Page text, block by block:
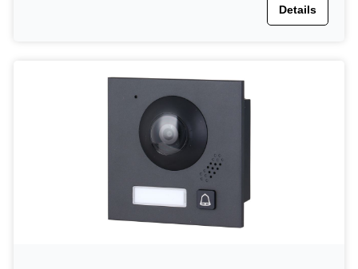
Details